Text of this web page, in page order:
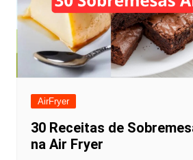
AirFryer
30 Receitas de
na Air Fryer